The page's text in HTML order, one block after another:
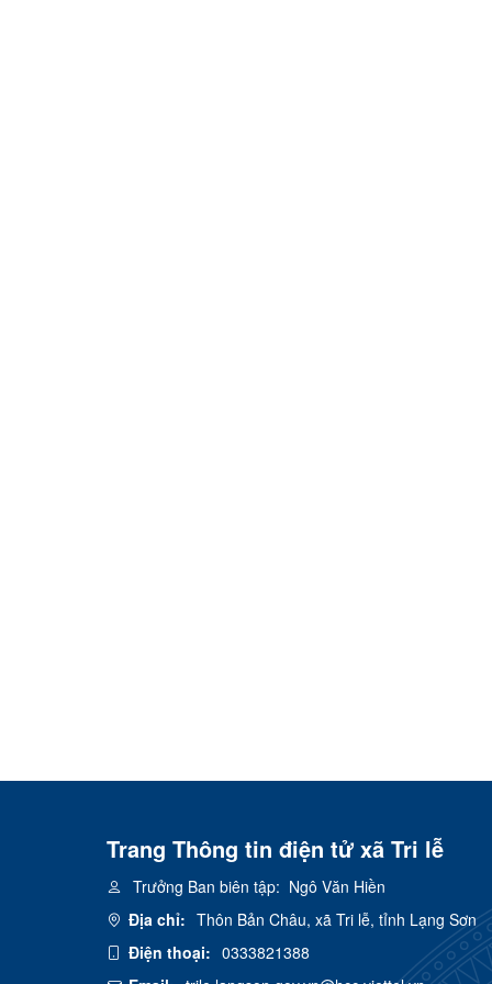
Trang Thông tin điện tử xã Tri lễ
Trưởng Ban biên tập: Ngô Văn Hiền
Địa chỉ: Thôn Bản Châu, xã Tri lễ, tỉnh Lạng Sơn
Điện thoại: 0333821388